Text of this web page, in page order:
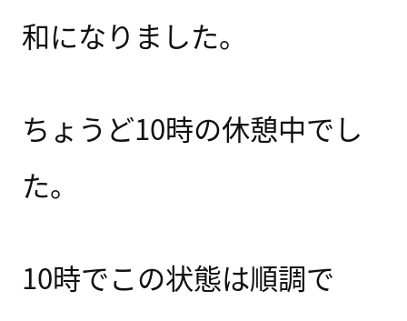
和になりました。
ちょうど10時の休憩中でし
た。
10時でこの状態は順調で